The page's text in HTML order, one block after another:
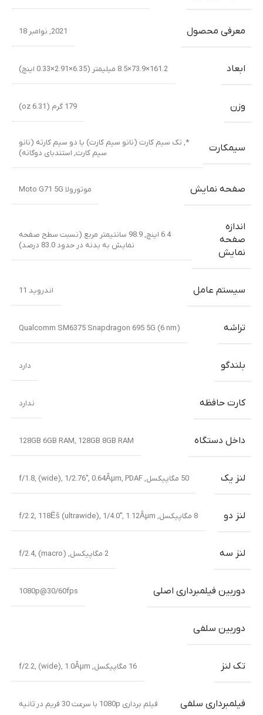
معرفی محصول 2021, نوامبر 18
ابعاد 161.2×73.9×8.5 میلیمتر (6.35×2.91×0.33 اینچ)
وزن 179 گرم (6.31 oz)
سیمکارت *
, تک سیم کارت (نانو سیم کارت) یا دو سیم کارته (نانو
سیم کارت, استندبای دوگانه)
صفحه نمایش موتورولا Moto G71 5G
اندازه
صفحه
نمایش
6.4 اینچ, 98.9 سانتیمتر مربع (نسبت سطح صفحه
نمایش به بدنه در حدود 83.0 درصد)
سیستم عامل اندروید 11
تراشه Qualcomm SM6375 Snapdragon 695 5G (6 nm)
بلندگو دارد
کارت حافظه ندارد
داخل دستگاه 128GB 6GB RAM, 128GB 8GB RAM
لنز یک 50 مگاپیکسل, f/1.8, (wide), 1/2.76″, 0.64Âµm, PDAF
لنز دو 8 مگاپیکسل, f/2.2, 118Ëš (ultrawide), 1/4.0″, 1.12Âµm
لنز سه 2 مگاپیکسل, f/2.4, (macro)
دوربین فیلمبرداری اصلی 1080p@30/60fps
دوربین سلفی
تک لنز 16 مگاپیکسل, f/2.2, (wide), 1.0Âµm
فیلمبرداری سلفی فیلم برداری 1080p با سرعت 30 فریم در ثانیه